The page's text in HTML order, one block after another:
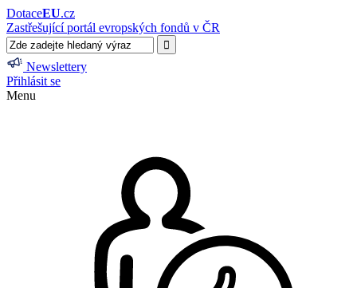
DotaceEU.cz
Zastřešující portál evropských fondů v ČR
Newslettery
Přihlásit se
Menu